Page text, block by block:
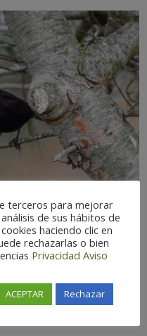
Enero –
terceros para mejorar
de sus hábitos de
haciendo clic en
rechazarlas o bien
Privacidad Aviso
ACEPTAR Rechazar